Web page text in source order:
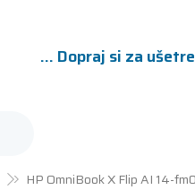
... Dopraj si za
HP OmniBook X Flip AI 14-